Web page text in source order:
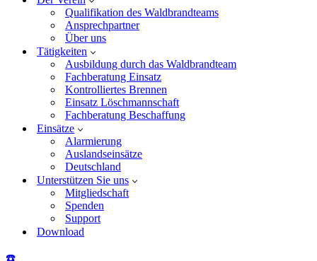
Qualifikation des Waldbrandteams
Ansprechpartner
Über uns
Tätigkeiten
Ausbildung durch das Waldbrandteam
Fachberatung Einsatz
Kontrolliertes Brennen
Einsatz Löschmannschaft
Fachberatung Beschaffung
Einsätze
Alarmierung
Auslandseinsätze
Deutschland
Unterstützen Sie uns
Mitgliedschaft
Spenden
Support
Download
☎️